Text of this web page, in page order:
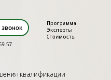
квалификации
Программа
Стоимость
Эксперты
57